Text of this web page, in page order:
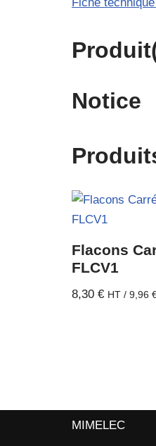
Notice
Flacons
FLCV1
8,30 € HT / 9,96
MIMELEC